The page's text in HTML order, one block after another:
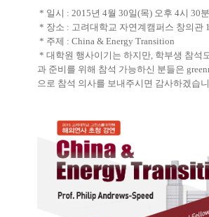
* 일시 : 2015년 4월 30일(목) 오후 4시 30
* 장소 : 고려대학교 자연계캠퍼스 창의관
* 주제 : China & Energy Transition
* 대학원 행사이기는 하지만, 학부생 참석
과 준비를 위해 참석 가능하신 분들은
으로 참석 의사를 보내주시면 감사하겠습